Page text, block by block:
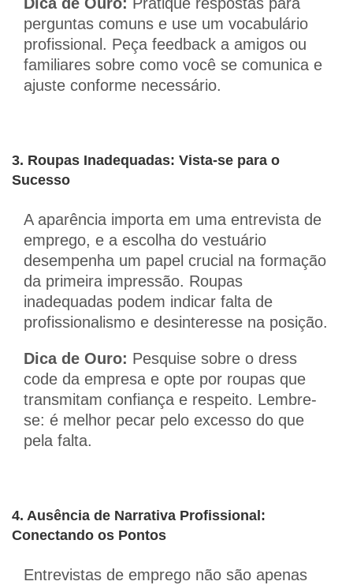
perguntas comuns e use um vocabulário
profissional. Peça feedback a amigos ou
familiares sobre como você se comunica e
ajuste conforme necessário.
3. Roupas Inadequadas: Vista-se para o
Sucesso
A aparência importa em uma entrevista de
emprego, e a escolha do vestuário
desempenha um papel crucial na formação
da primeira impressão. Roupas
inadequadas podem indicar falta de
profissionalismo e desinteresse na posição.
Dica de Ouro: Pesquise sobre o dress
code da empresa e opte por roupas que
transmitam confiança e respeito. Lembre-
se: é melhor pecar pelo excesso do que
pela falta.
4. Ausência de Narrativa Profissional:
Conectando os Pontos
Entrevistas de emprego não são apenas